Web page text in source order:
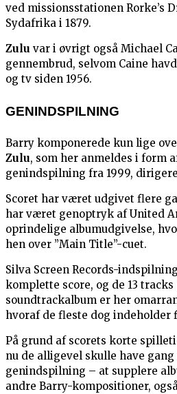
ved missionsstationen Rorke’s
Sydafrika i 1879.
Zulu var i øvrigt også Michael
gennembrud, selvom Caine
og tv siden 1956.
GENINDSPILNING
Barry komponerede kun lige
Zulu, som her anmeldes i form
genindspilning fra 1999,
Scoret har været udgivet flere
har været genoptryk af United
oprindelige albumudgivelse,
hen over ”Main Title”-cuet.
Silva Screen Records-
komplette score, og de 13
soundtrackalbum er her
hvoraf de fleste dog indeholder
På grund af scorets korte
nu de alligevel skulle have
genindspilning – at supplere
andre Barry-kompositioner,